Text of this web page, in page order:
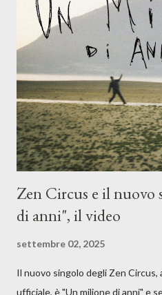
Dicevamo. Ed è da qui che il
musicale, con " Che ora è" ,
moglie, del senso di sconfitta e
giusta condizione di
è, di questa estate che...". E' raro
cover, ma...
Zen Circus e il
di anni", il video
settembre 02, 2025
Il nuovo singolo degli Zen Circus,
ufficiale, è "Un milione di anni" e